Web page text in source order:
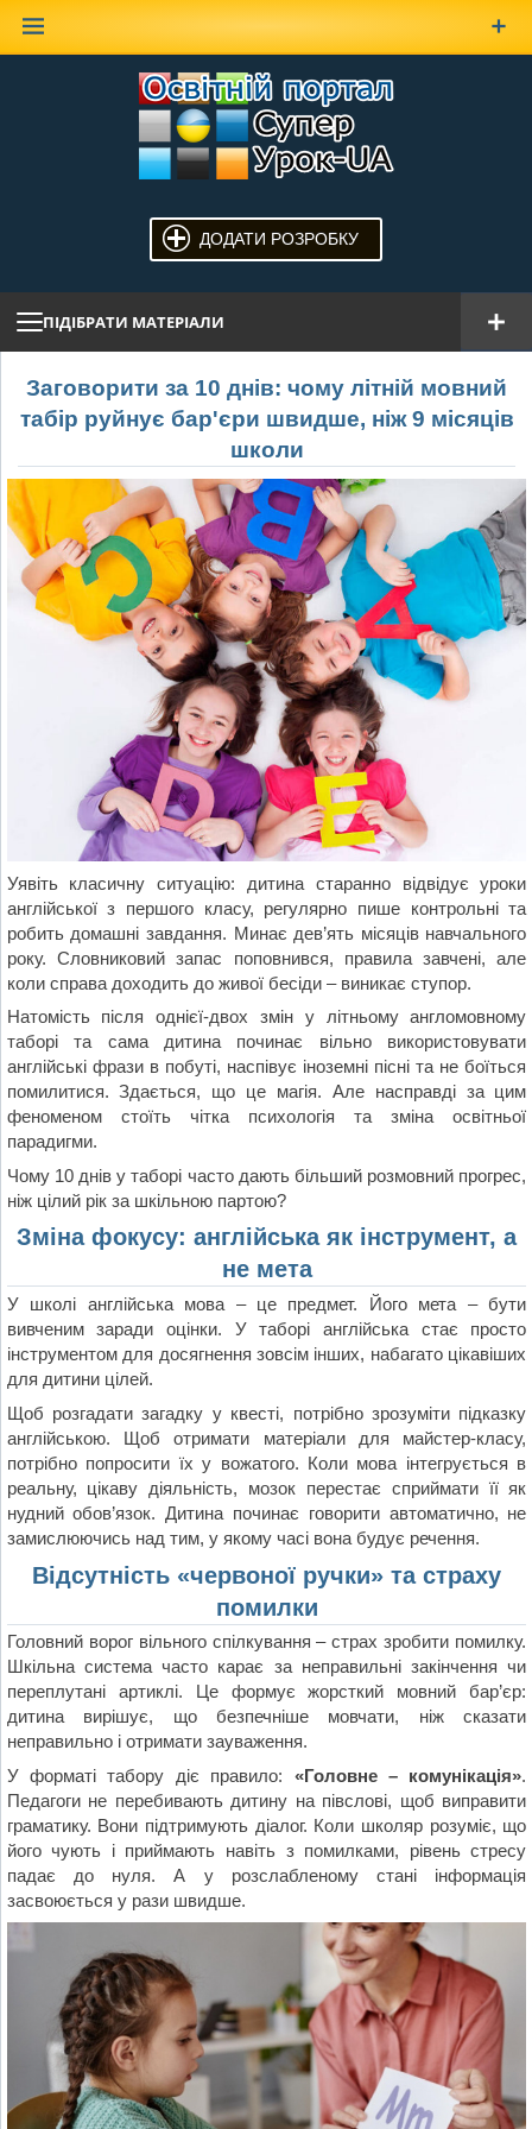
ДОДАТИ РОЗРОБКУ
ПІДІБРАТИ МАТЕРІАЛИ
Заговорити за 10 днів: чому літній мовний
табір руйнує бар'єри швидше, ніж 9 місяців
школи
Уявіть класичну ситуацію: дитина старанно відвідує уроки
англійської з першого класу, регулярно пише контрольні та
робить домашні завдання. Минає дев’ять місяців навчального
року. Словниковий запас поповнився, правила завчені, але
коли справа доходить до живої бесіди – виникає ступор.
Натомість після однієї-двох змін у літньому англомовному
таборі та сама дитина починає вільно використовувати
англійські фрази в побуті, наспівує іноземні пісні та не боїться
помилитися. Здається, що це магія. Але насправді за цим
феноменом стоїть чітка психологія та зміна освітньої
парадигми.
Чому 10 днів у таборі часто дають більший розмовний прогрес,
ніж цілий рік за шкільною партою?
Зміна фокусу: англійська як інструмент, а
не мета
У школі англійська мова – це предмет. Його мета – бути
вивченим заради оцінки. У таборі англійська стає просто
інструментом для досягнення зовсім інших, набагато цікавіших
для дитини цілей.
Щоб розгадати загадку у квесті, потрібно зрозуміти підказку
англійською. Щоб отримати матеріали для майстер-класу,
потрібно попросити їх у вожатого. Коли мова інтегрується в
реальну, цікаву діяльність, мозок перестає сприймати її як
нудний обов’язок. Дитина починає говорити автоматично, не
замислюючись над тим, у якому часі вона будує речення.
Відсутність «червоної ручки» та страху
помилки
Головний ворог вільного спілкування – страх зробити помилку.
Шкільна система часто карає за неправильні закінчення чи
переплутані артиклі. Це формує жорсткий мовний бар’єр:
дитина вирішує, що безпечніше мовчати, ніж сказати
неправильно і отримати зауваження.
У форматі табору діє правило: «Головне – комунікація».
Педагоги не перебивають дитину на півслові, щоб виправити
граматику. Вони підтримують діалог. Коли школяр розуміє, що
його чують і приймають навіть з помилками, рівень стресу
падає до нуля. А у розслабленому стані інформація
засвоюється у рази швидше.